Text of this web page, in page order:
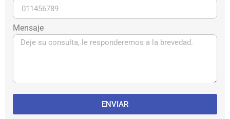
Mensaje
ENVIAR